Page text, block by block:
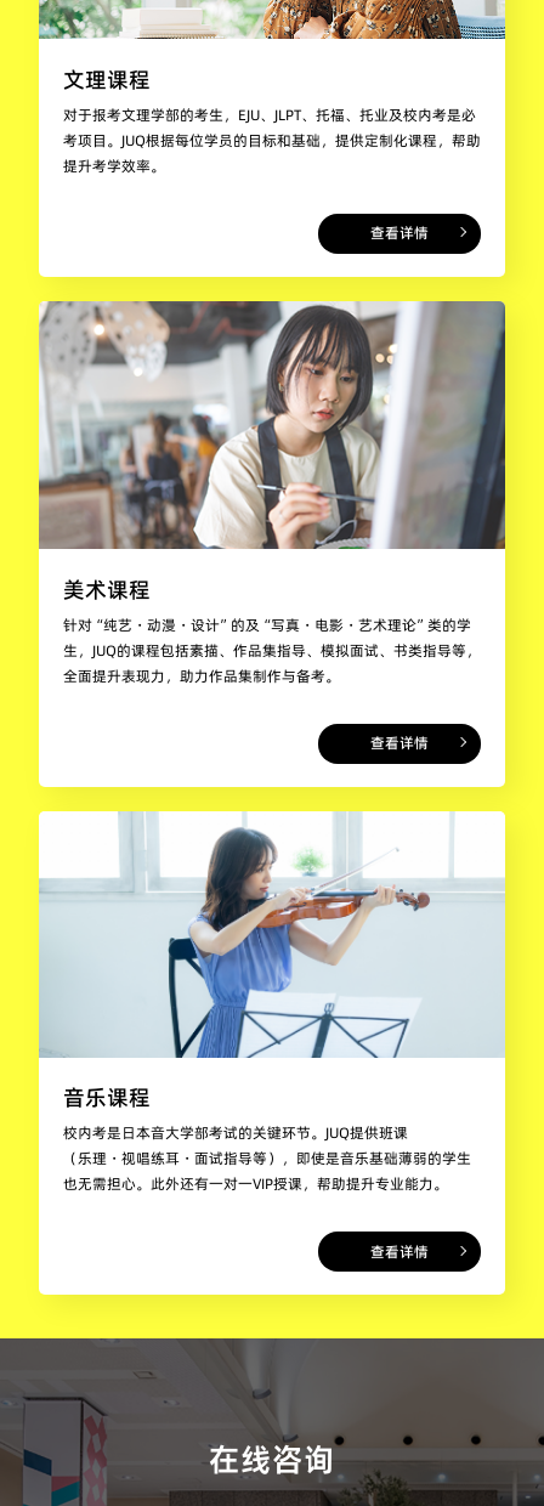
文理课程
对于报考文理学部的考生，EJU、JLPT、托福、托业及校内考是必
考项目。JUQ根据每位学员的目标和基础，提供定制化课程，帮助
提升考学效率。
查看详情
美术课程
针对“纯艺・动漫・设计”的及“写真・电影・艺术理论”类的学
生，JUQ的课程包括素描、作品集指导、模拟面试、书类指导等，
全面提升表现力，助力作品集制作与备考。
查看详情
音乐课程
校内考是日本音大学部考试的关键环节。JUQ提供班课
（乐理・视唱练耳・面试指导等），即使是音乐基础薄弱的学生
也无需担心。此外还有一对一VIP授课，帮助提升专业能力。
查看详情
在线咨询